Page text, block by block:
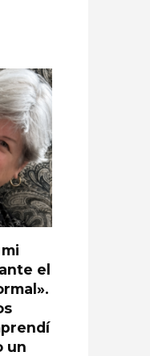
el
un